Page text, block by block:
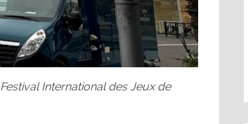
Festival International des Jeux de